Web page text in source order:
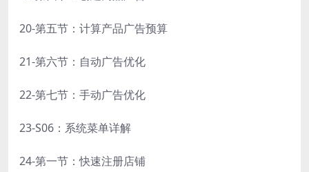
20-第五节：计算产品广告预算
21-第六节：自动广告优化
22-第七节：手动广告优化
23-S06：系统菜单详解
24-第一节：快速注册店铺